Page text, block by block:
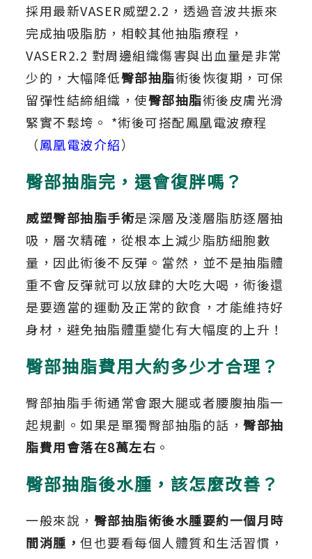
採用最新VASER威塑2.2，透過音波共振來
完成抽吸脂肪，相較其他抽脂療程，
VASER2.2 對周邊組織傷害與出血量是非常
少的，大幅降低臀部抽脂術後恢復期，可保
留彈性結締組織，使臀部抽脂術後皮膚光滑
緊實不鬆垮。 *術後可搭配鳳凰電波療程
（鳳凰電波介紹）
臀部抽脂完，還會復胖嗎？
威塑臀部抽脂手術是深層及淺層脂肪逐層抽
吸，層次精確，從根本上減少脂肪細胞數
量，因此術後不反彈。當然，並不是抽脂體
重不會反彈就可以放肆的大吃大喝，術後還
是要適當的運動及正常的飲食，才能維持好
身材，避免抽脂體重變化有大幅度的上升！
臀部抽脂費用大約多少才合理？
臀部抽脂手術通常會跟大腿或者腰腹抽脂一
起規劃。如果是單獨臀部抽脂的話，臀部抽
脂費用會落在8萬左右 。
臀部抽脂後水腫，該怎麼改善？
一般來說， 臀部抽脂術後水腫要約一個月時
間消腫，但也要看每個人體質和生活習慣，